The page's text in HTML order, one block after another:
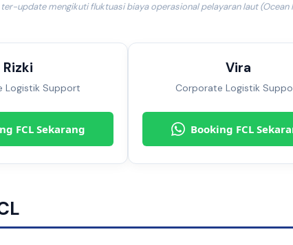
update mengikuti fluktuasi biaya operasional pelayaran laut (Ocean
Rizki
Logistik Support
FCL Sekarang
Vira
Corporate Logistik
Booking FCL